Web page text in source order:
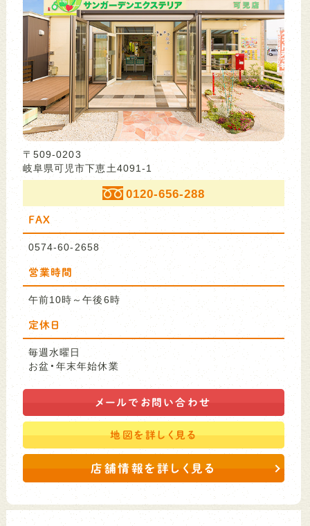
〒509-0203
岐阜県可児市下恵土4091-1
0120-656-288
FAX
0574-60-2658
営業時間
午前10時～午後6時
定休日
毎週水曜日
お盆・年末年始休業
メールで お問い合わせ
地図を詳しく見る
店舗情報を詳しく見る